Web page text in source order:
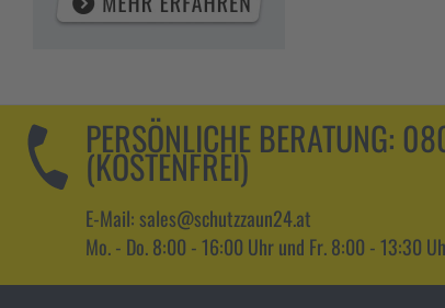
PERSÖNLICHE BERATUNG:
(KOSTENFREI)
E-Mail: sales@schutzzaun24.at
Mo. - Do. 8:00 - 16:00 Uhr und Fr. 8:00 - 13:30